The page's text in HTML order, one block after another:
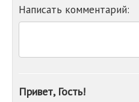
Написать комментарий:
Привет, Гость!